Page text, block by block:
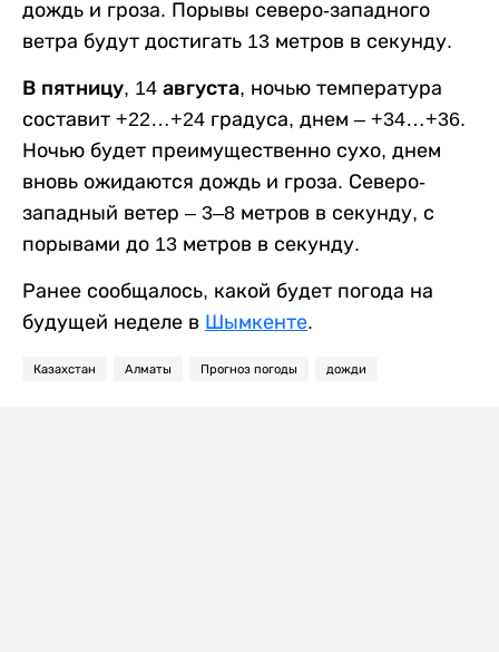
дождь и гроза. Порывы северо-западного
ветра будут достигать 13 метров в секунду.
В пятницу, 14 августа, ночью температура
составит +22…+24 градуса, днем – +34…+36.
Ночью будет преимущественно сухо, днем
вновь ожидаются дождь и гроза. Северо-
западный ветер – 3–8 метров в секунду, с
порывами до 13 метров в секунду.
Ранее сообщалось, какой будет погода на
будущей неделе в Шымкенте.
Казахстан Алматы Прогноз погоды дожди